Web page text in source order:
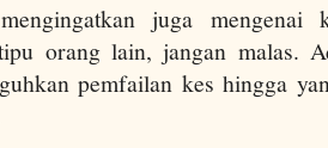
juga mengenai
orang lain, jangan malas.
pemfailan kes hingga